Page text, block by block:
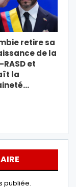
retire sa
de la
et
la
publiée.